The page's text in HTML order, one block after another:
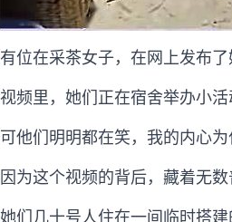
有位在采茶女子，在网上发布
视频里，她们正在宿舍举办小
可他们明明都在笑，我的内心为
因为这个视频的背后，藏着无
她们几十号人住在一间临时搭